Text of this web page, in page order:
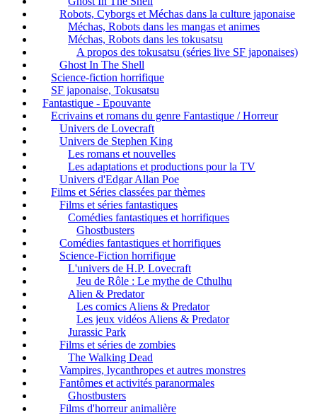
Robots, Cyborgs et Méchas dans la culture japonaise
Méchas, Robots dans les mangas et animes
Méchas, Robots dans les tokusatsu
A propos des tokusatsu (séries live SF japonaises)
Ghost In The Shell
Science-fiction horrifique
SF japonaise, Tokusatsu
Fantastique - Epouvante
Ecrivains et romans du genre Fantastique / Horreur
Univers de Lovecraft
Univers de Stephen King
Les romans et nouvelles
Les adaptations et productions pour la TV
Univers d'Edgar Allan Poe
Films et Séries classées par thèmes
Films et séries fantastiques
Comédies fantastiques et horrifiques
Ghostbusters
Comédies fantastiques et horrifiques
Science-Fiction horrifique
L'univers de H.P. Lovecraft
Jeu de Rôle : Le mythe de Cthulhu
Alien & Predator
Les comics Aliens & Predator
Les jeux vidéos Aliens & Predator
Jurassic Park
Films et séries de zombies
The Walking Dead
Vampires, lycanthropes et autres monstres
Fantômes et activités paranormales
Ghostbusters
Films d'horreur animalière